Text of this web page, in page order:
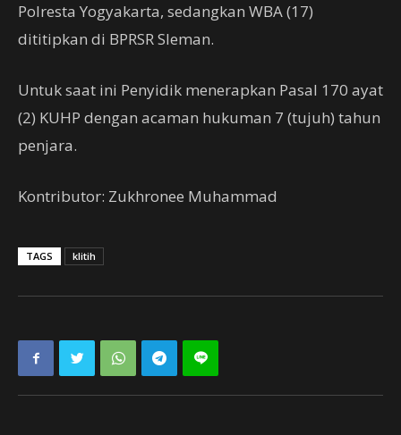
Polresta Yogyakarta, sedangkan WBA (17)
dititipkan di BPRSR Sleman.
Untuk saat ini Penyidik menerapkan Pasal 170 ayat
(2) KUHP dengan acaman hukuman 7 (tujuh) tahun
penjara.
Kontributor: Zukhronee Muhammad
TAGS klitih